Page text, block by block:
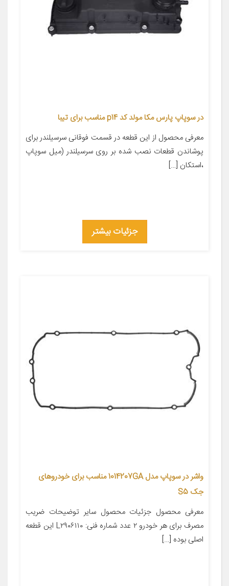
در سوپاپ پارس مکا مولد کد p14 مناسب برای تیبا
معرفی محصول از این قطعه در قسمت فوقانی سرسیلندر برای
پوشاندن قطعات نصب شده بر روی سرسیلندر (میل سوپاپ
،استکان […]
جزئیات بیشتر
واشر در سوپاپ مدل 1014207GA مناسب برای خودروهای
جک S5
معرفی محصول جزئیات محصول سایر توضیحات ضریب
مصرف برای هر خودرو ۲ عدد شماره فنی: L۲۹۰۶۱۱۰ این قطعه
اصلی بوده […]